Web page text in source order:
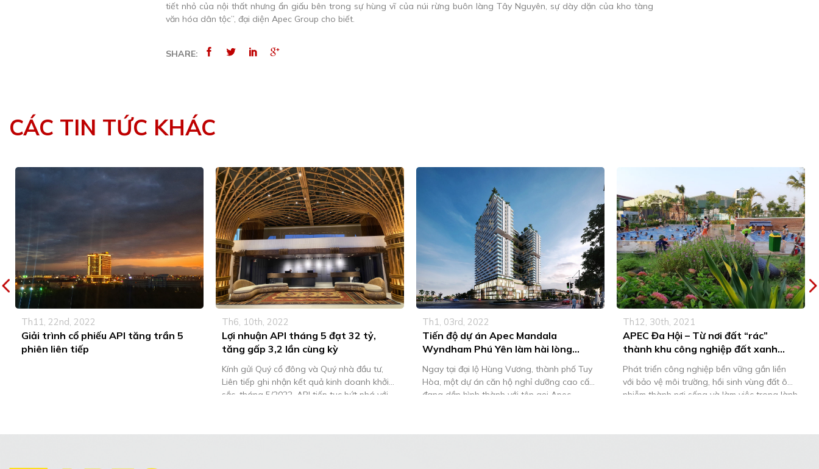
tiết nhỏ của nội thất nhưng ẩn giấu bên trong sự hùng vĩ của núi rừng buôn làng Tây Nguyên, sự dày dặn của kho tàng
văn hóa dân tộc”, đại diện Apec Group cho biết.
SHARE:
CÁC TIN TỨC KHÁC
Th11, 22nd, 2022
Giải trình cổ phiếu API tăng trần 5
phiên liên tiếp
Th6, 10th, 2022
Lợi nhuận API tháng 5 đạt 32 tỷ,
tăng gấp 3,2 lần cùng kỳ
Kính gửi Quý cổ đông và Quý nhà đầu tư,
Liên tiếp ghi nhận kết quả kinh doanh khởi
sắc, tháng 5/2022, API tiếp tục bứt phá với
kỳ. Cụ thể, tháng 05/2022, […]
Th1, 03rd, 2022
Tiến độ dự án Apec Mandala
Wyndham Phú Yên làm hài lòng
khách hàng
Ngay tại đại lộ Hùng Vương, thành phố Tuy
Hòa, một dự án căn hộ nghỉ dưỡng cao cấp
đang dần hình thành với tên gọi Apec
thi công thần tốc Là dự án có pháp lý đầy
Th12, 30th, 2021
APEC Đa Hội – Từ nơi đất “rác”
thành khu công nghiệp đất xanh
“resort”
Phát triển công nghiệp bền vững gắn liền
với bảo vệ môi trường, hồi sinh vùng đất ô
nhiễm thành nơi sống và làm việc trong lành
Bắc Ninh Tiếng than từ “làng rác” […]